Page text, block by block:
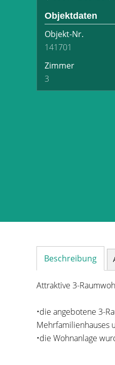
Objektdaten
Objekt-Nr.
141701
Zimmer
3
Beschreibung
Attraktive 3-
•die angebotene 3-
Mehrfamilienhauses
•die Wohnanlage